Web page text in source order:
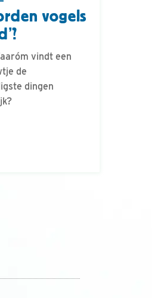
vogels
vindt een
de
dingen